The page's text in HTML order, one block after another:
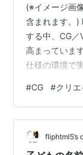
(※イメージ画
含まれます。)
する中、CG
高まっていま
仕様の環境で
ュラム・講師
からでも業界
ルの魅力を余
ールの基本と3
ゲーム・アニ
#CG #クリ
fliphtml5’s